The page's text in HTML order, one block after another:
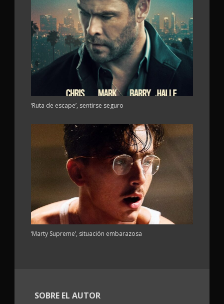
‘Ruta de escape’, sentirse seguro
‘Marty Supreme’, situación embarazosa
SOBRE EL AUTOR